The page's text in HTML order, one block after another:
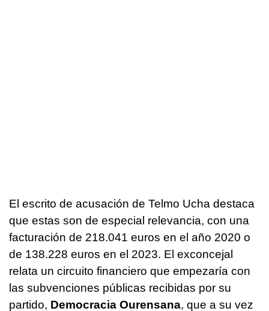
El escrito de acusación de Telmo Ucha destaca
que estas son de especial relevancia, con una
facturación de 218.041 euros en el año 2020 o
de 138.228 euros en el 2023. El exconcejal
relata un circuito financiero que empezaría con
las subvenciones públicas recibidas por su
partido, Democracia Ourensana, que a su vez